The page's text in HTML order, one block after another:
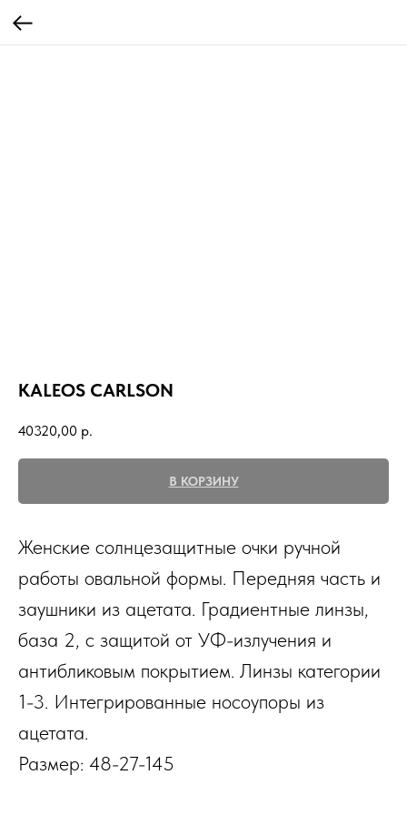
KALEOS CARLSON
40320,00 р.
В КОРЗИНУ
Женские солнцезащитные очки ручной
работы овальной формы. Передняя часть и
заушники из ацетата. Градиентные линзы,
база 2, с защитой от УФ-излучения и
антибликовым покрытием. Линзы категории
1-3. Интегрированные носоупоры из
ацетата.
Размер: 48-27-145